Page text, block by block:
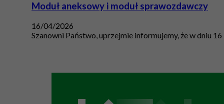
Moduł aneksowy i moduł sprawozdawczy
16/04/2026
Szanowni Państwo, uprzejmie informujemy, że w dniu